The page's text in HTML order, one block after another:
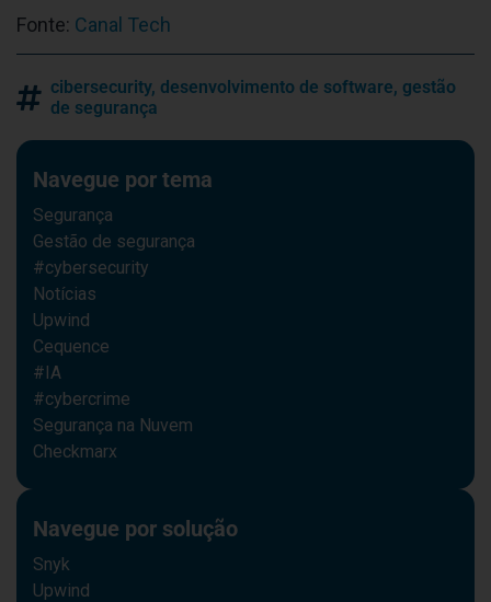
Fonte: Canal Tech
cibersecurity, desenvolvimento de software, gestão
de segurança
Navegue por tema
Segurança
Gestão de segurança
#cybersecurity
Notícias
Upwind
Cequence
#IA
#cybercrime
Segurança na Nuvem
Checkmarx
Navegue por solução
Snyk
Upwind